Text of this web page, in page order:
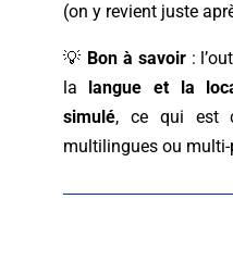
(on y revient juste
💡 Bon à savoir:
la
langue et la
simulé, ce qui est
multilingues ou multi-